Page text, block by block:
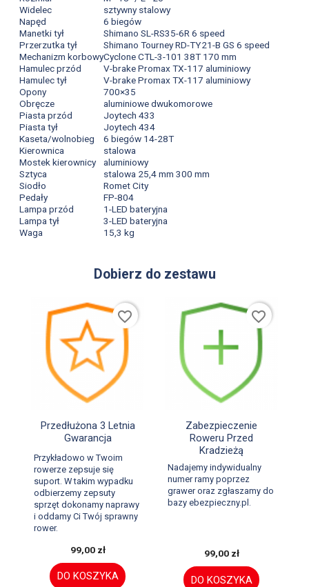
Widelec
sztywny stalowy
Napęd
6 biegów
Manetki tył
Shimano SL-RS35-6R 6 speed
Przerzutka tył
Shimano Tourney RD-TY21-B GS 6 speed
Mechanizm korbowyCyclone CTL-3-101 38T 170 mm
Hamulec przód
V-brake Promax TX-117 aluminiowy
Hamulec tył
V-brake Promax TX-117 aluminiowy
Opony
700×35
Obręcze
aluminiowe dwukomorowe
Piasta przód
Joytech 433
Piasta tył
Joytech 434
Kaseta/wolnobieg
6 biegów 14-28T
Kierownica
stalowa
Mostek kierownicy
aluminiowy
Sztyca
stalowa 25,4 mm 300 mm
Siodło
Romet City
Pedały
FP-804
Lampa przód
1-LED bateryjna
Lampa tył
3-LED bateryjna
Waga
15,3 kg
Dobierz do zestawu
Szybki podgląd
Przedłużona 3 Letnia
Gwarancja
Przykładowo w Twoim
rowerze zepsuje się
suport. W takim wypadku
odbierzemy zepsuty
sprzęt dokonamy naprawy
i oddamy Ci Twój sprawny
rower.
99,00 zł
DO KOSZYKA
favorite_border
Szybki podgląd
Zabezpieczenie
Roweru Przed
Kradzieżą
Nadajemy indywidualny
numer ramy poprzez
grawer oraz zgłaszamy do
bazy ebezpieczny.pl.
99,00 zł
DO KOSZYKA
favorite_border